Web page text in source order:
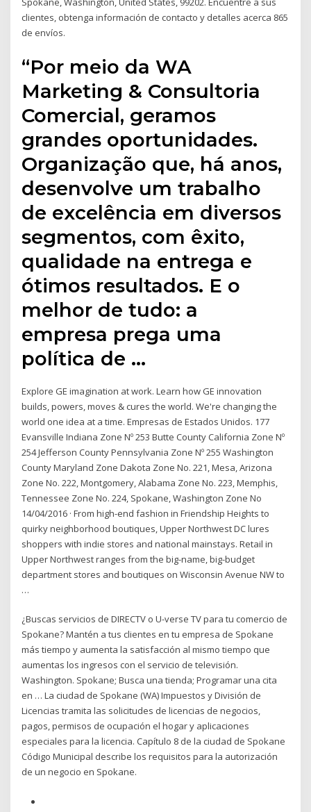
clientes, obtenga información de contacto y detalles acerca 865
de envíos.
“Por meio da WA
Marketing & Consultoria
Comercial, geramos
grandes oportunidades.
Organização que, há anos,
desenvolve um trabalho
de excelência em diversos
segmentos, com êxito,
qualidade na entrega e
ótimos resultados. E o
melhor de tudo: a
empresa prega uma
política de …
Explore GE imagination at work. Learn how GE innovation
builds, powers, moves & cures the world. We're changing the
world one idea at a time. Empresas de Estados Unidos. 177
Evansville Indiana Zone Nº 253 Butte County California Zone Nº
254 Jefferson County Pennsylvania Zone Nº 255 Washington
County Maryland Zone Dakota Zone No. 221, Mesa, Arizona
Zone No. 222, Montgomery, Alabama Zone No. 223, Memphis,
Tennessee Zone No. 224, Spokane, Washington Zone No
14/04/2016 · From high-end fashion in Friendship Heights to
quirky neighborhood boutiques, Upper Northwest DC lures
shoppers with indie stores and national mainstays. Retail in
Upper Northwest ranges from the big-name, big-budget
department stores and boutiques on Wisconsin Avenue NW to
…
¿Buscas servicios de DIRECTV o U-verse TV para tu comercio de
Spokane? Mantén a tus clientes en tu empresa de Spokane
más tiempo y aumenta la satisfacción al mismo tiempo que
aumentas los ingresos con el servicio de televisión.
Washington. Spokane; Busca una tienda; Programar una cita
en … La ciudad de Spokane (WA) Impuestos y División de
Licencias tramita las solicitudes de licencias de negocios,
pagos, permisos de ocupación el hogar y aplicaciones
especiales para la licencia. Capítulo 8 de la ciudad de Spokane
Código Municipal describe los requisitos para la autorización
de un negocio en Spokane.